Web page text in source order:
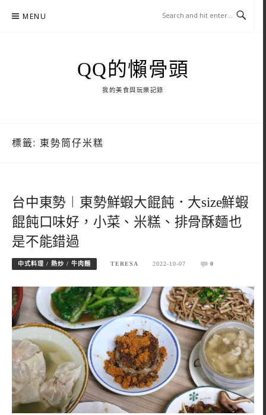
MENU
QQ的懶骨頭
我的美食與玩樂記錄
標籤: 東勢筒仔米糕
台中東勢︱東勢鮮蝦大餛飩．大size鮮蝦
餛飩口味好，小菜、米糕、排骨酥麵也
是不能錯過
中式料理 / 熱炒 / 牛肉麵 TERESA 2022-10-07 0